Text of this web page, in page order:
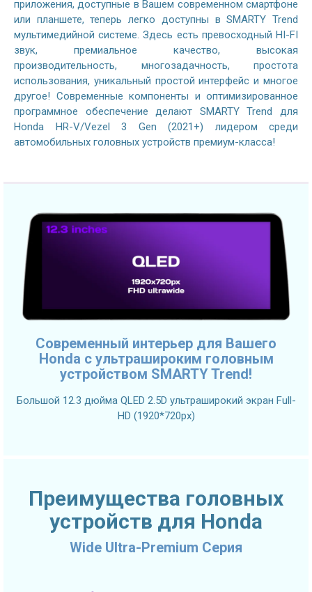
приложения, доступные в Вашем современном смартфоне
или планшете, теперь легко доступны в SMARTY Trend
мультимедийной системе. Здесь есть превосходный HI-FI
звук, премиальное качество, высокая
производительность, многозадачность, простота
использования, уникальный простой интерфейс и многое
другое! Современные компоненты и оптимизированное
программное обеспечение делают SMARTY Trend для
Honda HR-V/Vezel 3 Gen (2021+) лидером среди
автомобильных головных устройств премиум-класса!
Современный интерьер для Вашего
Honda с ультрашироким головным
устройством SMARTY Trend!
Большой 12.3 дюйма QLED 2.5D ультраширокий экран Full-
HD (1920*720px)
Преимущества головных
устройств для Honda
Wide Ultra-Premium Серия